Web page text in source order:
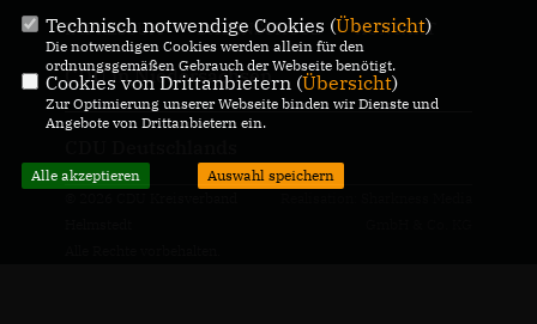
IMPRESSUM DATENSCHUTZ KONTAKT
CDU in Niedersachsen
Technisch notwendige Cookies (Übersicht)
Die notwendigen Cookies werden allein für den
ordnungsgemäßen Gebrauch der Webseite benötigt.
Cookies von Drittanbietern (Übersicht)
Zur Optimierung unserer Webseite binden wir Dienste und
Angebote von Drittanbietern ein.
Alle akzeptieren Auswahl speichern